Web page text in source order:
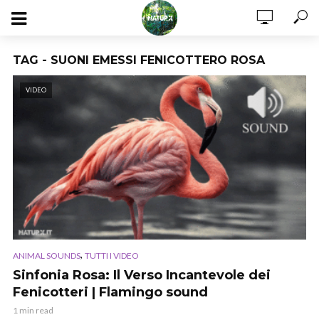
TAG - SUONI EMESSI FENICOTTERO ROSA
VIDEO
ANIMAL SOUNDS, TUTTI I VIDEO
Sinfonia Rosa: Il Verso Incantevole dei
Fenicotteri | Flamingo sound
1 min read